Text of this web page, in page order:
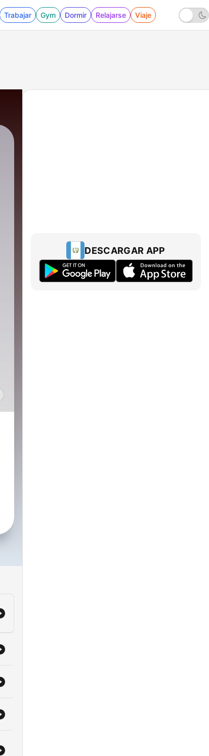
Trabajar Gym Dormir Relajarse Viaje
DESCARGAR APP